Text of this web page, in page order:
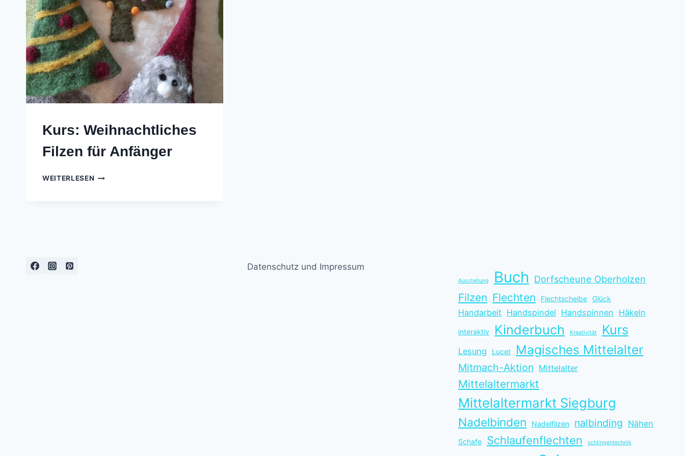
Kurs: Weihnachtliches
Filzen für Anfänger
WEITERLESEN KURS:
Datenschutz und Impressum
Ausstellung Buch Dorfscheune Oberholzen
Filzen Flechten Flechtscheibe Glück
Handarbeit Handspindel Handspinnen Häkeln
interaktiv Kinderbuch Kreativität Kurs
Lesung Lucet Magisches Mittelalter
Mitmach-Aktion Mittelalter
Mittelaltermarkt
Mittelaltermarkt Siegburg
Nadelbinden Nadelfilzen nalbinding Nähen
Schafe Schlaufenflechten schlingentechnik